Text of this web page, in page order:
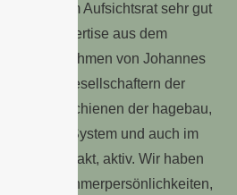
Tätigkeit im Aufsichtsrat sehr gut
Expertise aus dem
Unternehmen von Johannes
der
Vertriebsschienen der hagebau,
System und auch im
kompakt, aktiv. Wir haben
Unternehmerpersönlichkeiten,